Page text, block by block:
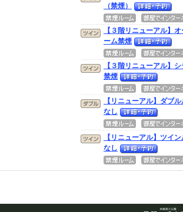
（禁煙）
【３階リニューアル】
ーム禁煙
【３階リニューアル】
禁煙
【リニューアル】ダブ
なし
【リニューアル】ツイ
なし